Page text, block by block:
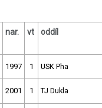
nar. vt oddíl
1997 1 USK Pha
2001 1 TJ Dukla